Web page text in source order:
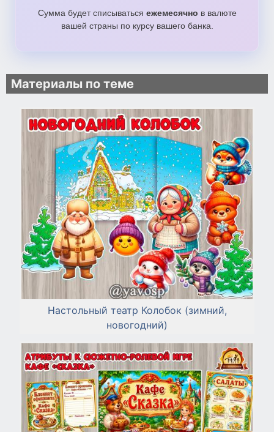
Сумма будет списываться ежемесячно в валюте
вашей страны по курсу вашего банка.
Материалы по теме
Настольный театр Колобок (зимний,
новогодний)